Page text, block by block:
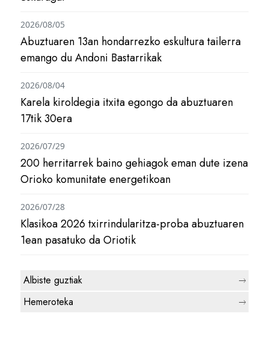
Abuztuaren 13an hondarrezko eskultura tailerra
emango du Andoni Bastarrikak
2026/08/05
Karela kiroldegia itxita egongo da abuztuaren
17tik 30era
2026/08/04
200 herritarrek baino gehiagok eman dute izena
Orioko komunitate energetikoan
2026/07/29
Klasikoa 2026 txirrindularitza-proba abuztuaren
1ean pasatuko da Oriotik
2026/07/28
Albiste guztiak
Hemeroteka